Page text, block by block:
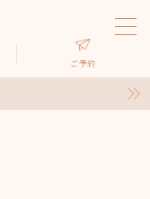
ご予約